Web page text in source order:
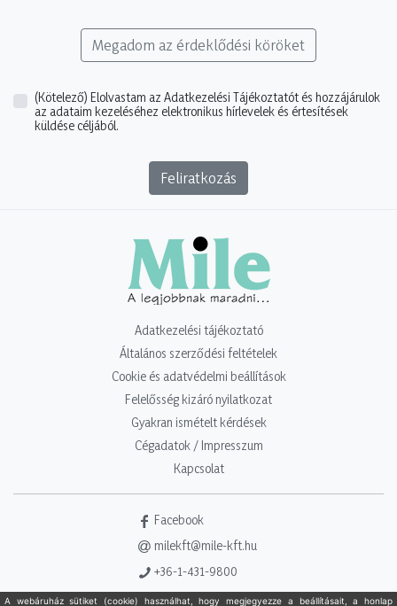
Megadom az érdeklődési köröket
(Kötelező) Elolvastam az Adatkezelési Tájékoztatót és hozzájárulok
az adataim kezeléséhez elektronikus hírlevelek és értesítések
küldése céljából.
Feliratkozás
Adatkezelési tájékoztató
Általános szerződési feltételek
Cookie és adatvédelmi beállítások
Felelősség kizáró nyilatkozat
Gyakran ismételt kérdések
Cégadatok / Impresszum
Kapcsolat
Facebook
milekft@mile-kft.hu
+36-1-431-9800